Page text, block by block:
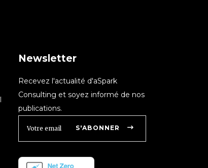
Newsletter
Recevez l'actualité d'aSpark
Consulting et soyez informé de nos
publications.
S'ABONNER